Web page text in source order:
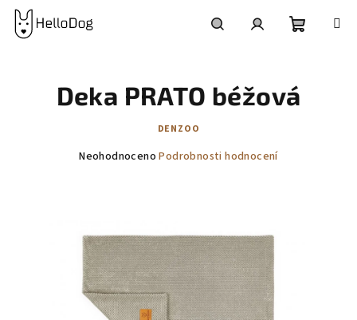
Přejít
obsah
košík
Deka PRATO béžová
DENZOO
Průměrné
z
5
hvězdiček.
Neohodnoceno Podrobnosti hodnocení